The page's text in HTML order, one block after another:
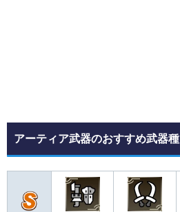
アーティア武器のおすすめ武器種